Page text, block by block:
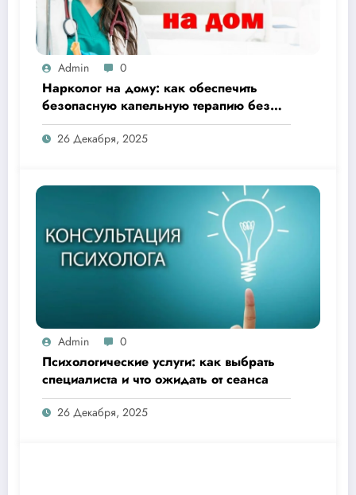
Admin 0
Нарколог на дому: как обеспечить
безопасную капельную терапию без
похода в клинику
26 Декабря, 2025
Admin 0
Психологические услуги: как выбрать
специалиста и что ожидать от сеанса
26 Декабря, 2025